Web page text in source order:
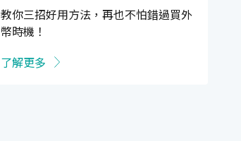
教你三招好用方法，再也不怕錯過買外
幣時機！
了解更多